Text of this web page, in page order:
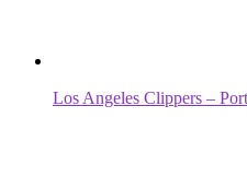
Los Angeles Clippers –